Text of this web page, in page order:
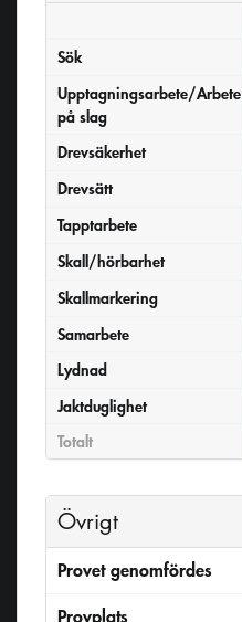
Sök
Upptagningsarbete/Arbete
på slag
Drevsäkerhet
Drevsätt
Tapptarbete
Skall/hörbarhet
Skallmarkering
Samarbete
Lydnad
Jaktduglighet
Totalt
Övrigt
Provet genomfördes
Provplats